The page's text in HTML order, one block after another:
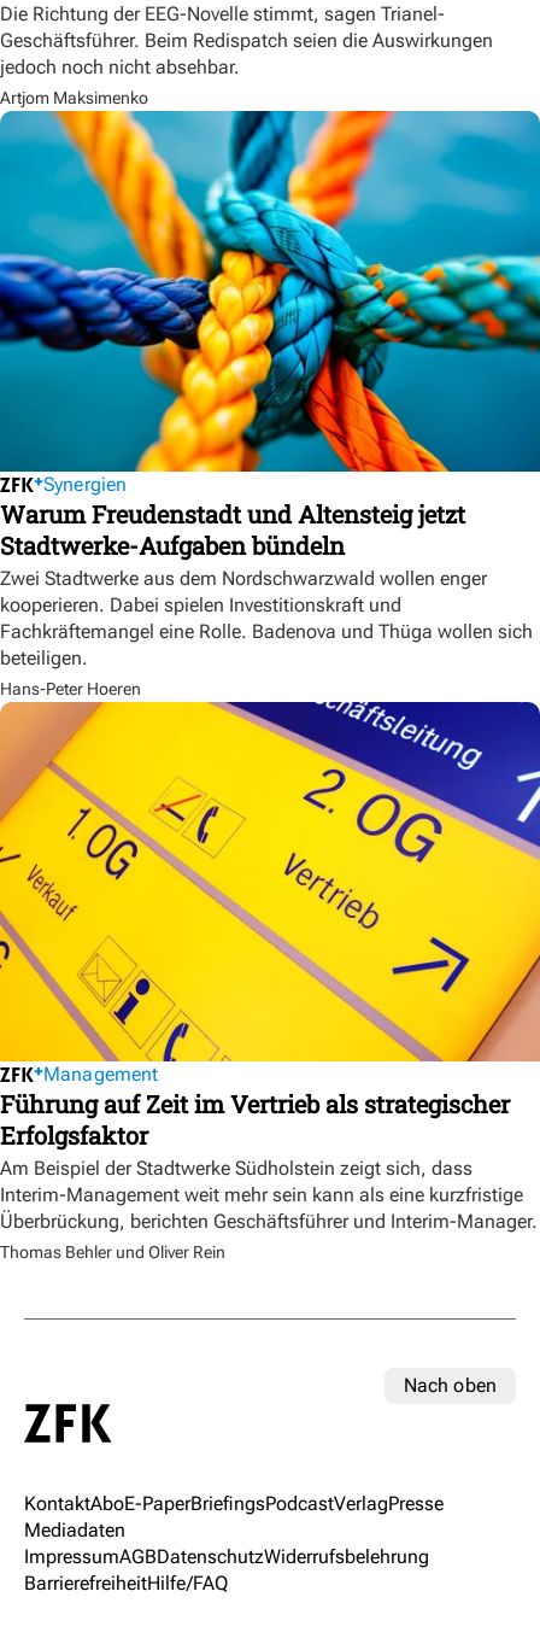
Die Richtung der EEG-Novelle stimmt, sagen Trianel-
Geschäftsführer. Beim Redispatch seien die Auswirkungen
jedoch noch nicht absehbar.
Artjom Maksimenko
Synergien
Warum Freudenstadt und Altensteig jetzt
Stadtwerke-Aufgaben bündeln
Zwei Stadtwerke aus dem Nordschwarzwald wollen enger
kooperieren. Dabei spielen Investitionskraft und
Fachkräftemangel eine Rolle. Badenova und Thüga wollen sich
beteiligen.
Hans-Peter Hoeren
Management
Führung auf Zeit im Vertrieb als strategischer
Erfolgsfaktor
Am Beispiel der Stadtwerke Südholstein zeigt sich, dass
Interim-Management weit mehr sein kann als eine kurzfristige
Überbrückung, berichten Geschäftsführer und Interim-Manager.
Thomas Behler und Oliver Rein
Nach oben
KontaktAboE-PaperBriefingsPodcastVerlagPresse
Mediadaten
ImpressumAGBDatenschutzWiderrufsbelehrung
BarrierefreiheitHilfe/FAQ